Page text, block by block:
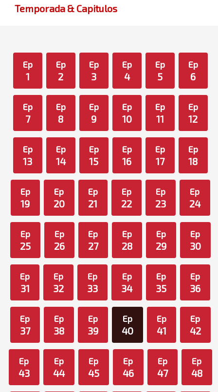
Temporada & Capitulos
Ep
1
Ep
2
Ep
3
Ep
4
Ep
5
Ep
6
Ep
7
Ep
8
Ep
9
Ep
10
Ep
11
Ep
12
Ep
13
Ep
14
Ep
15
Ep
16
Ep
17
Ep
18
Ep
19
Ep
20
Ep
21
Ep
22
Ep
23
Ep
24
Ep
25
Ep
26
Ep
27
Ep
28
Ep
29
Ep
30
Ep
31
Ep
32
Ep
33
Ep
34
Ep
35
Ep
36
Ep
37
Ep
38
Ep
39
Ep
40
Ep
41
Ep
42
Ep
43
Ep
44
Ep
45
Ep
46
Ep
47
Ep
48